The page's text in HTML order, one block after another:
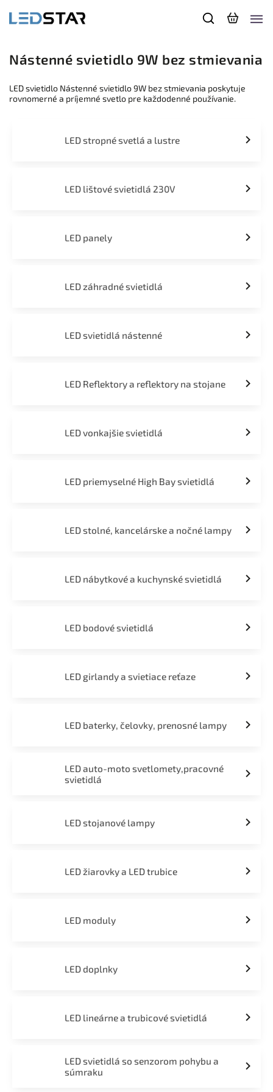
Nástenné svietidlo 9W bez stmievania
LED svietidlo Nástenné svietidlo 9W bez stmievania poskytuje
rovnomerné a príjemné svetlo pre každodenné používanie.
LED stropné svetlá a lustre
LED lištové svietidlá 230V
LED panely
LED záhradné svietidlá
LED svietidlá nástenné
LED Reflektory a reflektory na stojane
LED vonkajšie svietidlá
LED priemyselné High Bay svietidlá
LED stolné, kancelárske a nočné lampy
LED nábytkové a kuchynské svietidlá
LED bodové svietidlá
LED girlandy a svietiace reťaze
LED baterky, čelovky, prenosné lampy
LED auto-moto svetlomety,pracovné
svietidlá
LED stojanové lampy
LED žiarovky a LED trubice
LED moduly
LED doplnky
LED lineárne a trubicové svietidlá
LED svietidlá so senzorom pohybu a
súmraku